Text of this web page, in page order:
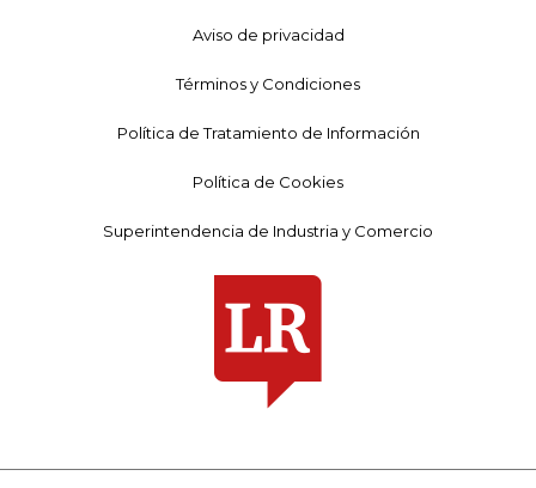
Aviso de privacidad
Términos y Condiciones
Política de Tratamiento de Información
Política de Cookies
Superintendencia de Industria y Comercio